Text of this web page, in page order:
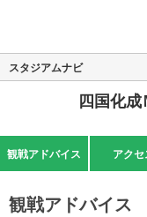
スタジアムナビ
四国化
観戦アドバイス アクセ
観戦アドバイス